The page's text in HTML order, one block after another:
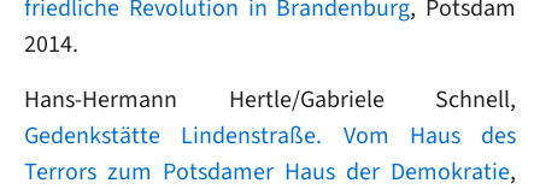
friedliche Revolution in Brandenburg, Potsdam
2014.
Hans-Hermann Hertle/Gabriele Schnell,
Gedenkstätte Lindenstraße. Vom Haus des
Terrors zum Potsdamer Haus der Demokratie,